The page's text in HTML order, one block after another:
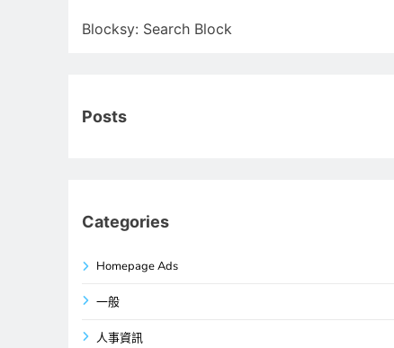
Blocksy: Search Block
Posts
Categories
Homepage Ads
一般
人事資訊